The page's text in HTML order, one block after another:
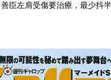
臣左肩受傷要治療，最少抖